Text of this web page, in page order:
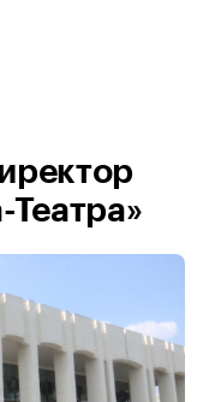
Театра»